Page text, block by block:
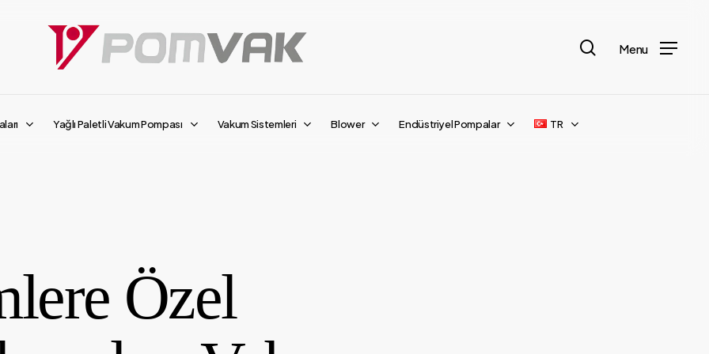
Menu
Yağlı Paletli Vakum Pompası Vakum Sistemleri Blower Endüstriyel Pompalar TR
Özel